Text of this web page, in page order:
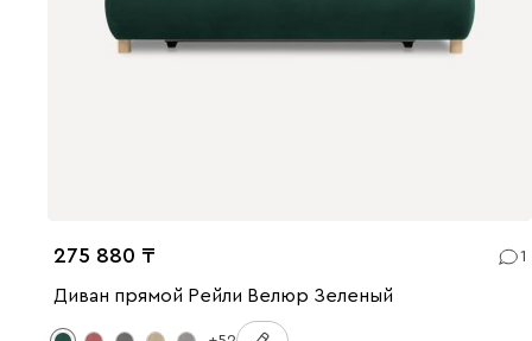
275 880 1
Диван прямой Рейли Велюр Зеленый